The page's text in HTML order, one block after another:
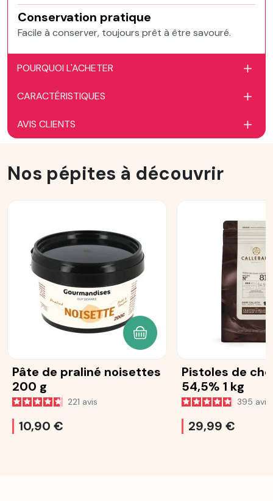
Conservation pratique
Facile à conserver, toujours prêt à être savouré.
POURQUOI L'ACHETER
CARACTÉRISTIQUES
AVIS CLIENTS
Nos pépites à découvrir
Pâte de praliné noisettes
200 g
221 avis
10,90 €
AJOUTER AU PANIER
Pistoles de
54,5% 1 kg
395 avis
29,99 €